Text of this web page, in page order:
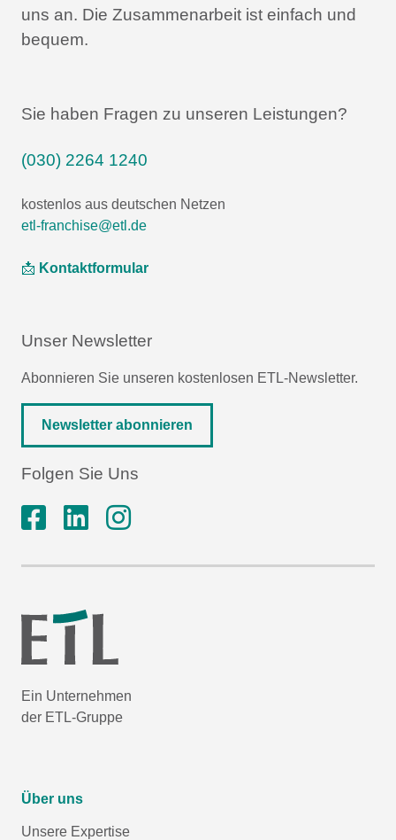
uns an. Die Zusammenarbeit ist einfach und
bequem.
Sie haben Fragen zu unseren Leistungen?
(030) 2264 1240
kostenlos aus deutschen Netzen
etl-franchise@etl.de
📩 Kontaktformular
Unser Newsletter
Abonnieren Sie unseren kostenlosen ETL-Newsletter.
Newsletter abonnieren
Folgen Sie Uns
Ein Unternehmen
der ETL-Gruppe
Über uns
Unsere Expertise